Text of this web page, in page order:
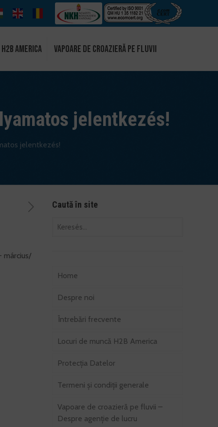
America Vapoare de croazieră pe fluvii
jelentkezés!
jelentkezés!
március/
Caută în site
Home
Despre noi
Întrebări frecvente
Locuri de muncă H2B America
Protecția Datelor
Termeni şi condiţii generale
Vapoare de croazieră pe fluvii –
Despre agenție de lucru